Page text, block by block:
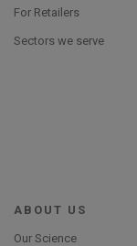
For Retailers
Sectors we serve
ABOUT US
Our Science